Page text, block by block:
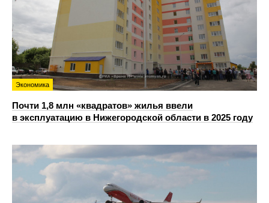
Экономика
Почти 1,8 млн «квадратов» жилья ввели
в эксплуатацию в Нижегородской области в 2025 году